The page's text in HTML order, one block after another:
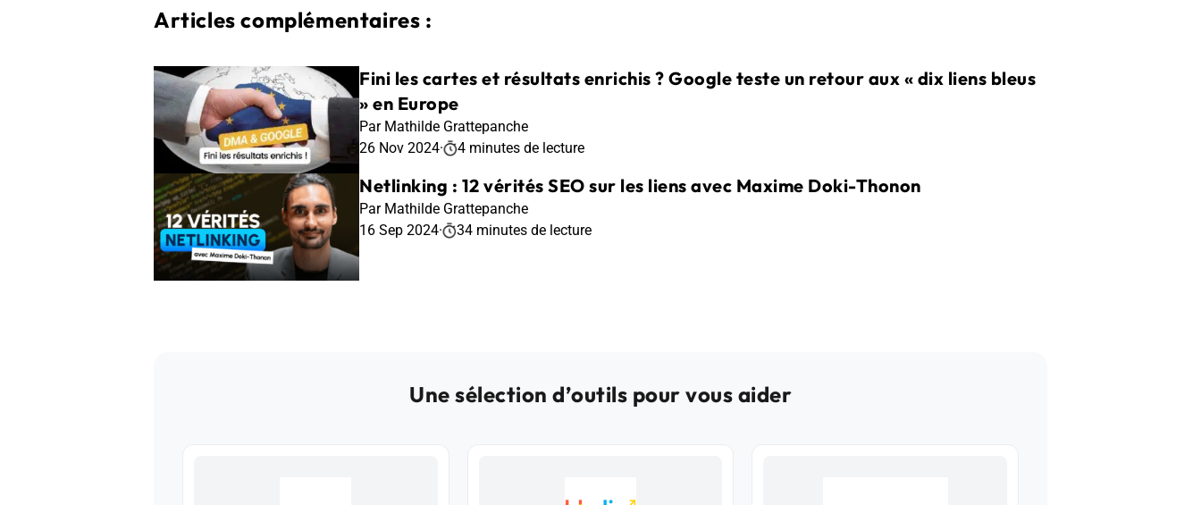
Articles complémentaires :
Fini les cartes et résultats enrichis ? Google teste un retour aux « dix liens bleus
» en Europe
Par Mathilde Grattepanche
26 Nov 2024· 4 minutes de lecture
Netlinking : 12 vérités SEO sur les liens avec Maxime Doki-Thonon
Par Mathilde Grattepanche
16 Sep 2024· 34 minutes de lecture
Une sélection d’outils pour vous aider